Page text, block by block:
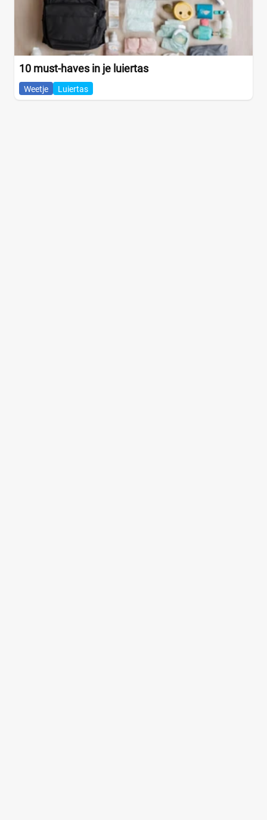
10 must-haves in je luiertas
Weetje Luiertas